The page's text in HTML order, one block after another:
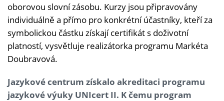
oborovou slovní zásobu. Kurzy jsou připravovány
individuálně a přímo pro konkrétní účastníky, kteří za
symbolickou částku získají certifikát s doživotní
platností, vysvětluje realizátorka programu Markéta
Doubravová.
Jazykové centrum získalo akreditaci programu
jazykové výuky UNIcert II. K čemu program